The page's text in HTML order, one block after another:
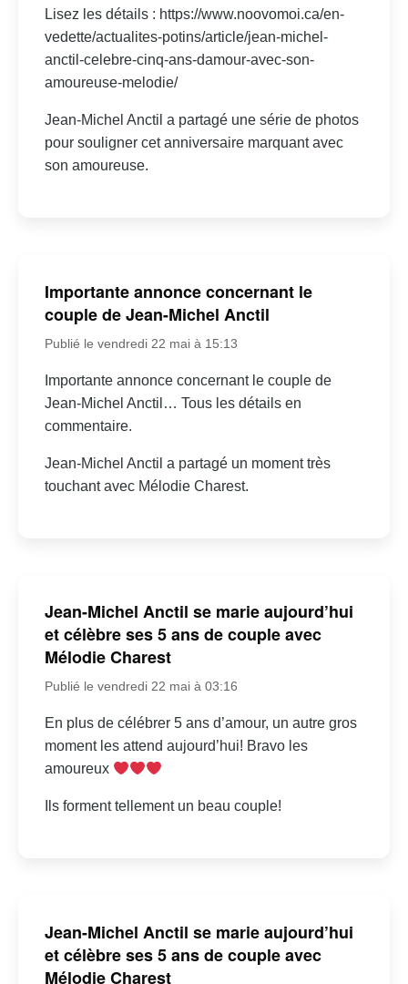
Lisez les détails : https://www.noovomoi.ca/en-
vedette/actualites-potins/article/jean-michel-
anctil-celebre-cinq-ans-damour-avec-son-
amoureuse-melodie/
Jean-Michel Anctil a partagé une série de photos
pour souligner cet anniversaire marquant avec
son amoureuse.
Importante annonce concernant le
couple de Jean-Michel Anctil
Publié le vendredi 22 mai à 15:13
Importante annonce concernant le couple de
Jean-Michel Anctil… Tous les détails en
commentaire.
Jean-Michel Anctil a partagé un moment très
touchant avec Mélodie Charest.
Jean-Michel Anctil se marie aujourd’hui
et célèbre ses 5 ans de couple avec
Mélodie Charest
Publié le vendredi 22 mai à 03:16
En plus de célébrer 5 ans d’amour, un autre gros
moment les attend aujourd’hui! Bravo les
amoureux
Ils forment tellement un beau couple!
Jean-Michel Anctil se marie aujourd’hui
et célèbre ses 5 ans de couple avec
Mélodie Charest